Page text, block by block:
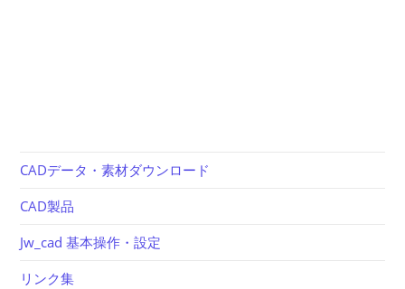
CADデータ・素材ダウンロード
CAD製品
Jw_cad 基本操作・設定
リンク集